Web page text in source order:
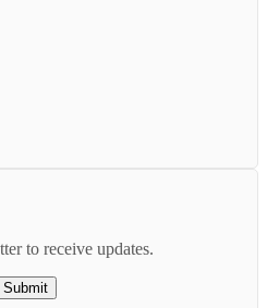
to receive updates.